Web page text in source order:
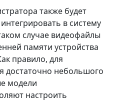
также будет
в систему
случае видеофайлы
памяти устройства
правило, для
достаточно небольшого
модели
настроить